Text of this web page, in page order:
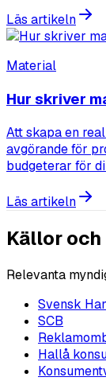
Läs artikeln
Material
Hur skriver
Att skapa en
avgörande för
budgeterar för
Läs artikeln
Källor
Relevanta
Svensk
SCB
Hallå